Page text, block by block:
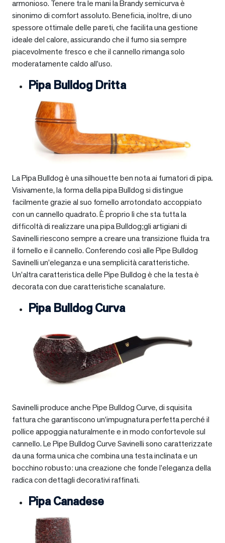
armonioso. Tenere tra le mani la Brandy semicurva è
sinonimo di comfort assoluto. Beneficia, inoltre, di uno
spessore ottimale delle pareti, che facilita una gestione
ideale del calore, assicurando che il fumo sia sempre
piacevolmente fresco e che il cannello rimanga solo
moderatamente caldo all’uso.
Pipa Bulldog Dritta
La Pipa Bulldog è una silhouette ben nota ai fumatori di pipa.
Visivamente, la forma della pipa Bulldog si distingue
facilmente grazie al suo fornello arrotondato accoppiato
con un cannello quadrato. È proprio lì che sta tutta la
difficoltà di realizzare una pipa Bulldog;gli artigiani di
Savinelli riescono sempre a creare una transizione fluida tra
il fornello e il cannello. Conferendo così alle Pipe Bulldog
Savinelli un’eleganza e una semplicità caratteristiche.
Un’altra caratteristica delle Pipe Bulldog è che la testa è
decorata con due caratteristiche scanalature.
Pipa Bulldog Curva
Savinelli produce anche Pipe Bulldog Curve, di squisita
fattura che garantiscono un’impugnatura perfetta perché il
pollice appoggia naturalmente e in modo confortevole sul
cannello. Le Pipe Bulldog Curve Savinelli sono caratterizzate
da una forma unica che combina una testa inclinata e un
bocchino robusto: una creazione che fonde l’eleganza della
radica con dettagli decorativi raffinati.
Pipa Canadese